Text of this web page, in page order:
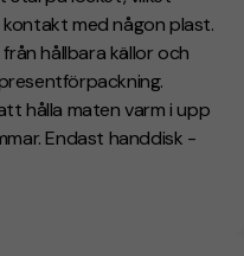
med någon plast.
hållbara källor och
hålla maten varm i upp
Endast handdisk -